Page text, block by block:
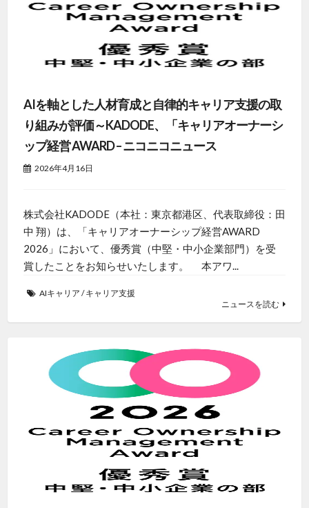
AIを軸とした人材育成と自律的キャリア支援の取
り組みが評価～KADODE、「キャリアオーナーシ
ップ経営 AWARD – ニコニコニュース
2026年4月16日
株式会社KADODE（本社：東京都港区、代表取締役：田
中 翔）は、「キャリアオーナーシップ経営AWARD
2026」において、優秀賞（中堅・中小企業部門）を受
賞したことをお知らせいたします。 本アワ...
AIキャリア /キャリア支援
ニュースを読む